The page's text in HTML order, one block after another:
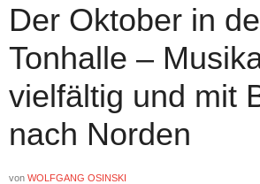
Der Oktober in
Tonhalle –
vielfältig und mit
nach Norden
von WOLFGANG OSINSKI